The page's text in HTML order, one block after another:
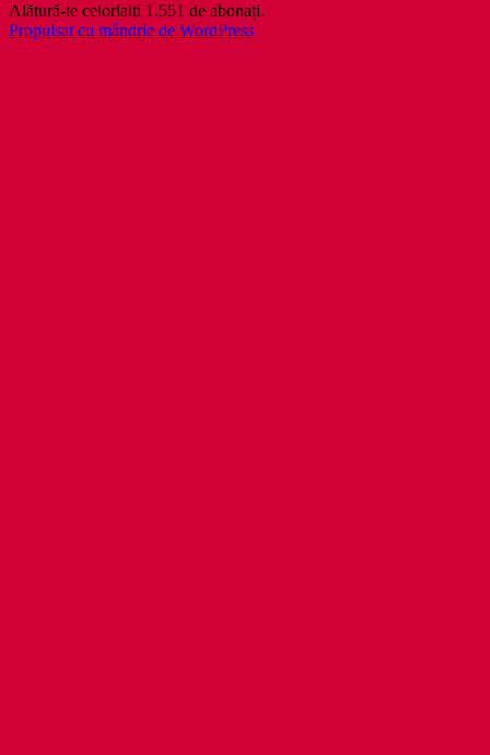
Alătură-te celorlalți 1.551 de abonați.
Propulsat cu mândrie de WordPress